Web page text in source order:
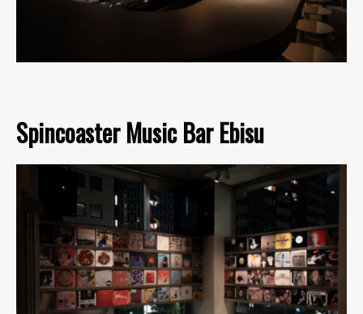
Spincoaster Music Bar Ebisu